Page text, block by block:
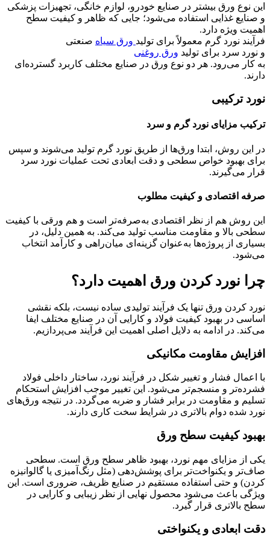
این نوع ورق بیشتر در صنایع خودرو، لوازم خانگی، تجهیزات پزشکی
و صنایع غذایی استفاده می‌شود؛ جایی که ظاهر و کیفیت سطح
اهمیت ویژه دارد.
فرآیند نورد گرم معمولاً برای تولید ورق سیاه صنعتی
و نورد سرد برای تولید ورق روغنی
به کار می‌رود. هر دو نوع ورق در صنایع مختلف کاربرد گسترده‌ای
دارند.
نورد ترکیبی
ترکیب مزایای نورد گرم و سرد
در این روش، ابتدا ورق‌ها از طریق نورد گرم تولید می‌شوند و سپس
برای بهبود خواص سطحی و دقت ابعادی تحت عملیات نورد سرد
قرار می‌گیرند.
صرفه اقتصادی و کیفیت مطلوب
این روش هم از نظر اقتصادی به‌صرفه‌تر است و هم ورقی با کیفیت
سطحی بالا و مقاومت مناسب تولید می‌کند. به همین دلیل، در
بسیاری از پروژه‌ها به‌عنوان گزینه‌ای میان‌راهی و کارآمد انتخاب
می‌شود.
چرا نورد کردن ورق اهمیت دارد؟
نورد کردن ورق تنها یک فرآیند تولیدی ساده نیست، بلکه نقشی
اساسی در بهبود کیفیت فولاد و کارایی آن در صنایع مختلف ایفا
می‌کند. در ادامه به دلایل اصلی اهمیت این فرآیند می‌پردازیم.
افزایش مقاومت مکانیکی
با اعمال فشار و تغییر شکل در فرآیند نورد، ساختار داخلی فولاد
فشرده‌تر و منسجم‌تر می‌شود. این تغییر موجب افزایش استحکام
تسلیم و مقاومت در برابر فشار و ضربه می‌گردد. در نتیجه ورق‌های
نورد شده دوام بالاتری در شرایط سخت کاری دارند.
بهبود کیفیت سطح ورق
یکی از مزایای مهم نورد، بهبود ظاهر سطح ورق است. سطحی
صاف‌تر و یکنواخت‌تر برای پوشش‌دهی (مثل رنگ‌آمیزی یا گالوانیزه
کردن) و حتی استفاده مستقیم در صنایع ظریف، ضروری است. این
ویژگی باعث می‌شود محصول نهایی از نظر زیبایی و کارایی در
سطح بالاتری قرار گیرد.
دقت ابعادی و یکنواختی